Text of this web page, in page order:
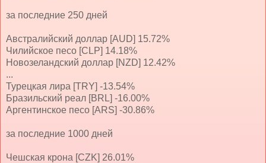
за последние 250 дней
Австралийский доллар [AUD] 15.72%
Чилийское песо [CLP] 14.18%
Новозеландский доллар [NZD] 12.42%
...
Турецкая лира [TRY] -13.54%
Бразильский реал [BRL] -16.00%
Аргентинское песо [ARS] -30.86%
за последние 1000 дней
Чешская крона [CZK] 26.01%